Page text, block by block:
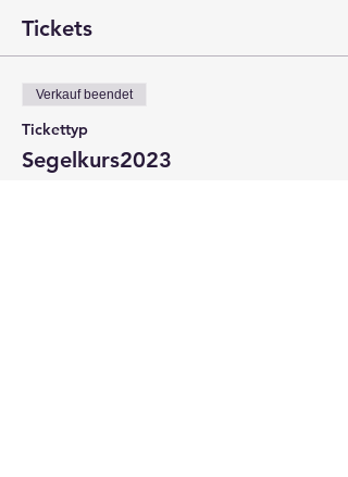
Tickets
Verkauf beendet
Tickettyp
Segelkurs2023